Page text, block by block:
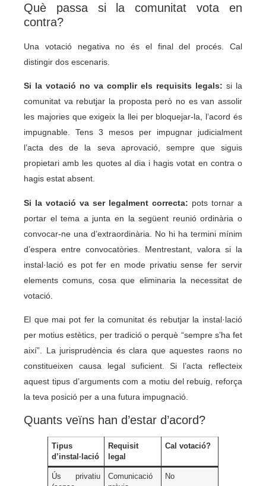
Què passa si la comunitat vota en
contra?
Una votació negativa no és el final del procés. Cal
distingir dos escenaris.
Si la votació no va complir els requisits legals: si la
comunitat va rebutjar la proposta però no es van assolir
les majories que exigeix la llei per bloquejar-la, l’acord és
impugnable. Tens 3 mesos per impugnar judicialment
l’acta des de la seva aprovació, sempre que siguis
propietari amb les quotes al dia i hagis votat en contra o
hagis estat absent.
Si la votació va ser legalment correcta: pots tornar a
portar el tema a junta en la següent reunió ordinària o
convocar-ne una d’extraordinària. No hi ha termini mínim
d’espera entre convocatòries. Mentrestant, valora si la
instal·lació es pot fer en mode privatiu sense fer servir
elements comuns, cosa que eliminaria la necessitat de
votació.
El que mai pot fer la comunitat és rebutjar la instal·lació
per motius estètics, per tradició o perquè “sempre s’ha fet
així”. La jurisprudència és clara que aquestes raons no
constitueixen causa legal suficient. Si l’acta reflecteix
aquest tipus d’arguments com a motiu del rebuig, reforça
la teva posició per a una futura impugnació.
Quants veïns han d’estar d’acord?
Tipus
d’instal·lació
Requisit
legal
Cal votació?
Ús privatiu
Comunicació
No